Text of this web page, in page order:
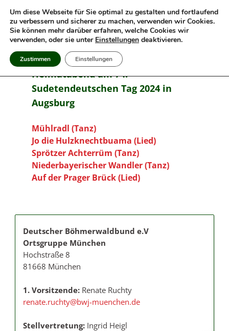
MENU
Böhmerwald Sing- und
Volkstanzgruppe München
Deutscher Böhmerwaldbund e.V., Ortsgruppe München
Unsere Lieder und Tänze vom
Heimatabend am 74.
Sudetendeutschen Tag 2024 in
Augsburg
Mühlradl (Tanz)
Jo die Hulzknechtbuama (Lied)
Sprötzer Achterrüm (Tanz)
Niederbayerischer Wandler (Tanz)
Auf der Prager Brück (Lied)
Deutscher Böhmerwaldbund e.V
Ortsgruppe München
Hochstraße 8
81668 München
1. Vorsitzende: Renate Ruchty
renate.ruchty@bwj-muenchen.de
Stellvertretung: Ingrid Heigl
Um diese Webseite für Sie optimal zu gestalten und fortlaufend
zu verbessern und sicherer zu machen, verwenden wir Cookies.
Sie können mehr darüber erfahren, welche Cookies wir
verwenden, oder sie unter Einstellungen deaktivieren.
Zustimmen Einstellungen